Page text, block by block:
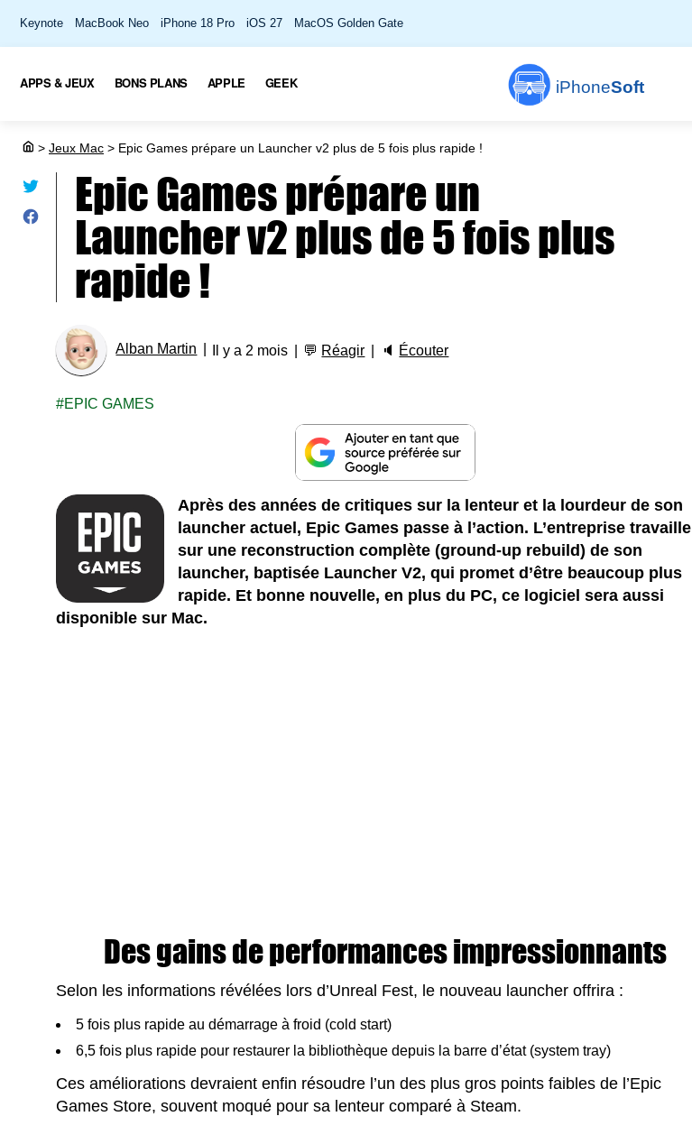
Keynote MacBook Neo iPhone 18 Pro iOS 27 MacOS Golden Gate
iPhoneSoft
APPS & JEUX BONS PLANS APPLE GEEK
> Jeux Mac > Epic Games prépare un Launcher v2 plus de 5 fois plus rapide !
Epic Games prépare un
Launcher v2 plus de 5 fois plus
rapide !
Alban Martin Il y a 2 mois 💬 Réagir 🔈 Écouter
EPIC GAMES
Après des années de critiques sur la lenteur et la lourdeur de son
launcher actuel, Epic Games passe à l’action. L’entreprise travaille
sur une reconstruction complète (ground-up rebuild) de son
launcher, baptisée Launcher V2, qui promet d’être beaucoup plus
rapide. Et bonne nouvelle, en plus du PC, ce logiciel sera aussi
disponible sur Mac.
Des gains de performances impressionnants
Selon les informations révélées lors d’Unreal Fest, le nouveau launcher offrira :
5 fois plus rapide au démarrage à froid (cold start)
6,5 fois plus rapide pour restaurer la bibliothèque depuis la barre d’état (system tray)
Ces améliorations devraient enfin résoudre l’un des plus gros points faibles de l’Epic
Games Store, souvent moqué pour sa lenteur comparé à Steam.